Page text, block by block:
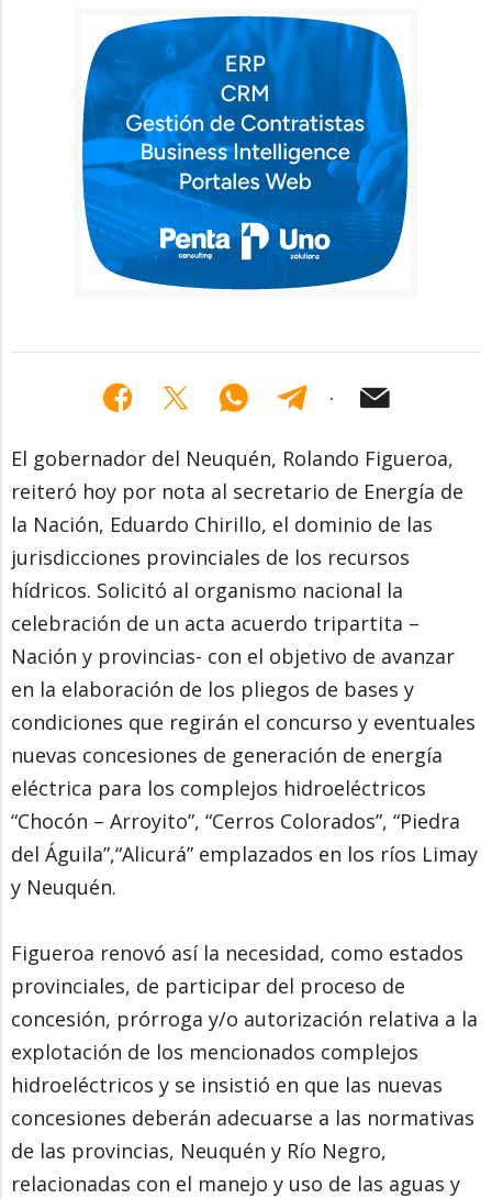
El gobernador del Neuquén, Rolando Figueroa,
reiteró hoy por nota al secretario de Energía de
la Nación, Eduardo Chirillo, el dominio de las
jurisdicciones provinciales de los recursos
hídricos. Solicitó al organismo nacional la
celebración de un acta acuerdo tripartita –
Nación y provincias- con el objetivo de avanzar
en la elaboración de los pliegos de bases y
condiciones que regirán el concurso y eventuales
nuevas concesiones de generación de energía
eléctrica para los complejos hidroeléctricos
“Chocón – Arroyito”, “Cerros Colorados”, “Piedra
del Águila”,“Alicurá” emplazados en los ríos Limay
y Neuquén.
Figueroa renovó así la necesidad, como estados
provinciales, de participar del proceso de
concesión, prórroga y/o autorización relativa a la
explotación de los mencionados complejos
hidroeléctricos y se insistió en que las nuevas
concesiones deberán adecuarse a las normativas
de las provincias, Neuquén y Río Negro,
relacionadas con el manejo y uso de las aguas y